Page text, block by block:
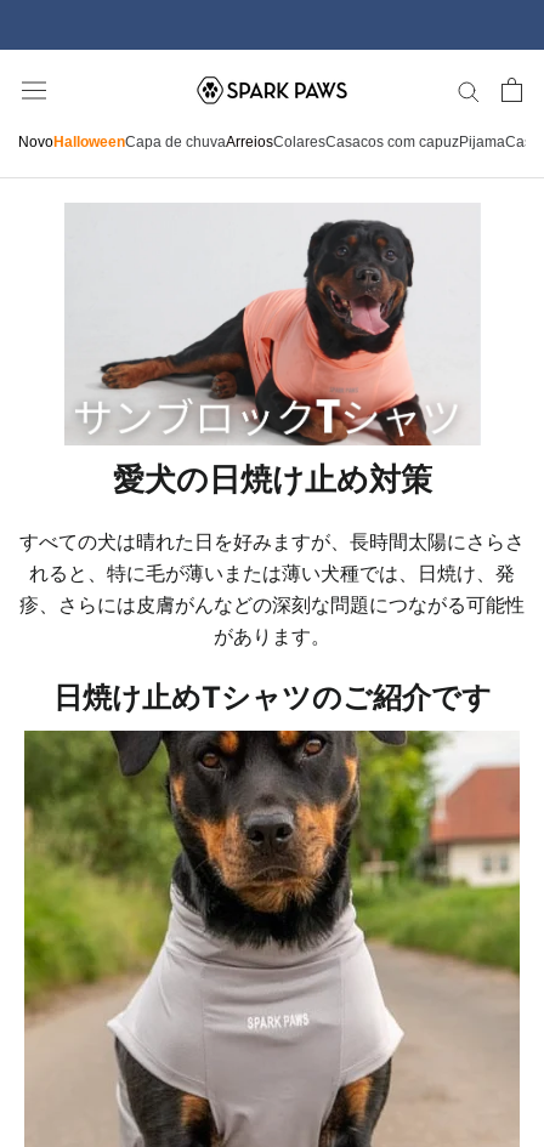
conteúdo
NovoHalloweenCapa de chuvaArreiosColaresCasacos com capuzPijama
愛犬の日焼け止め対策
すべての犬は晴れた日を好みますが、長時間太陽にさらさ
れると、特に毛が薄いまたは薄い犬種では、日焼け、発
疹、さらには皮膚がんなどの深刻な問題につながる可能性
があります。
日焼け止めTシャツのご紹介です